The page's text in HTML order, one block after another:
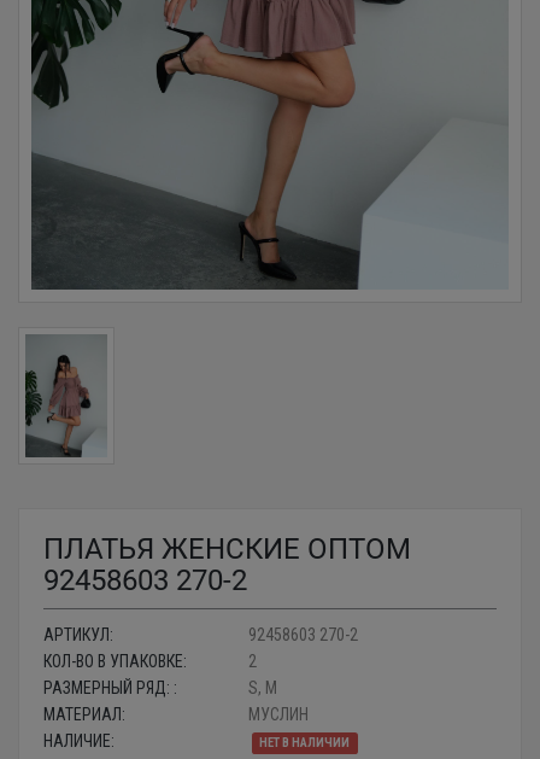
ПЛАТЬЯ ЖЕНСКИЕ ОПТОМ
92458603 270-2
АРТИКУЛ:
92458603 270-2
КОЛ-ВО В УПАКОВКЕ:
2
РАЗМЕРНЫЙ РЯД: :
S, M
МАТЕРИАЛ:
МУСЛИН
НАЛИЧИЕ:
НЕТ В НАЛИЧИИ